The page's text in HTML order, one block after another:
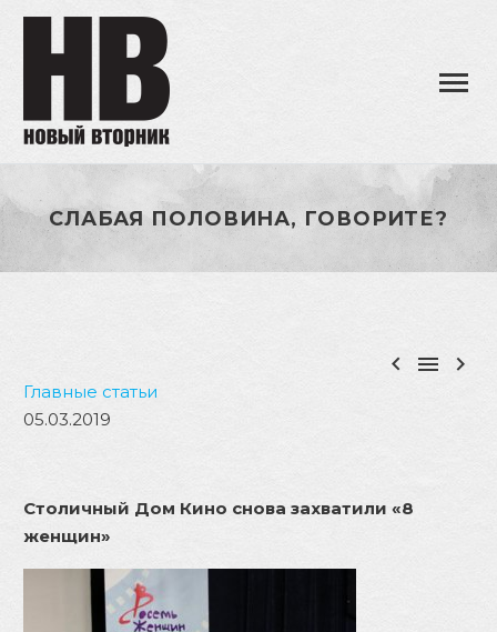
СЛАБАЯ ПОЛОВИНА, ГОВОРИТЕ?
  
Главные статьи
05.03.2019
Столичный Дом Кино снова захватили «8
женщин»